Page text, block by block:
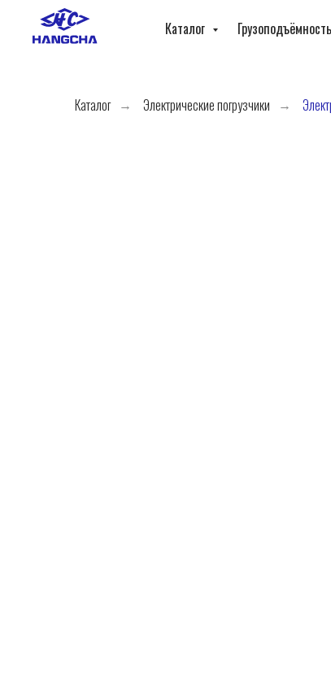
Каталог Грузоподъёмность
Каталог → Электрические погрузчики →